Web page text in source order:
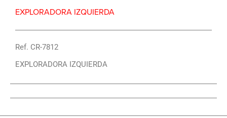
EXPLORADORA IZQUIERDA
Ref. CR-7812
EXPLORADORA IZQUIERDA